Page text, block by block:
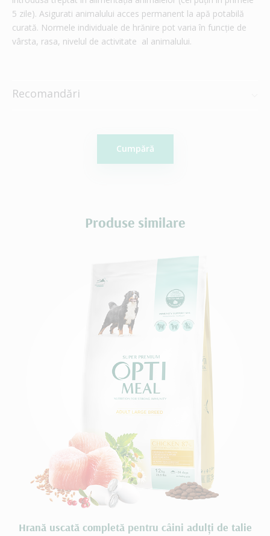
5 zile). Asigurati animalului acces permanent la apă potabilă
curată. Normele individuale de hrănire pot varia în funcție de
vârsta, rasa, nivelul de activitate al animalului.
Recomandări
Cumpără
Produse similare
Hrană uscată completă pentru câini adulți de talie